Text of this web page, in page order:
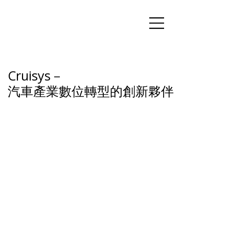
Cruisys－
汽車產業數位轉型的創新夥伴